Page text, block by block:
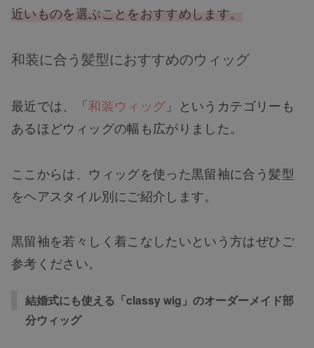
近いものを選ぶことをおすすめします。
和装に合う髪型におすすめのウィッグ
最近では、 「和装ウィッグ 」 というカテゴリーも
あるほどウィッグの幅も広がりました。
ここからは、ウィッグを使った黒留袖に合う髪型
をヘアスタイル別にご紹介します。
黒留袖を若々しく着こなしたいという方はぜひご
参考ください。
結婚式にも使える「classy wig」のオーダーメイド部
分ウィッグ